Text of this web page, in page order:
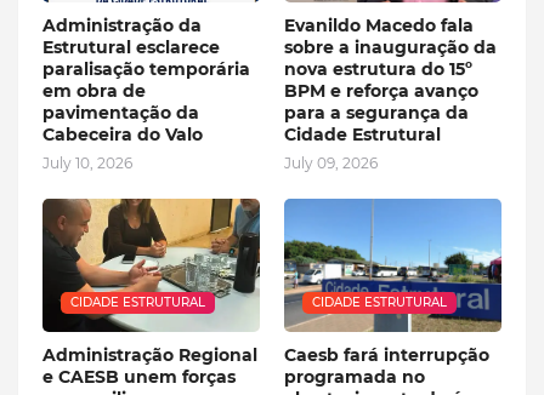
Administração da
Estrutural esclarece
paralisação temporária
em obra de
pavimentação da
Cabeceira do Valo
July 10, 2026
Evanildo Macedo fala
sobre a inauguração da
nova estrutura do 15º
BPM e reforça avanço
para a segurança da
Cidade Estrutural
July 09, 2026
CIDADE ESTRUTURAL
Administração Regional
e CAESB unem forças
CIDADE ESTRUTURAL
Caesb fará interrupção
programada no